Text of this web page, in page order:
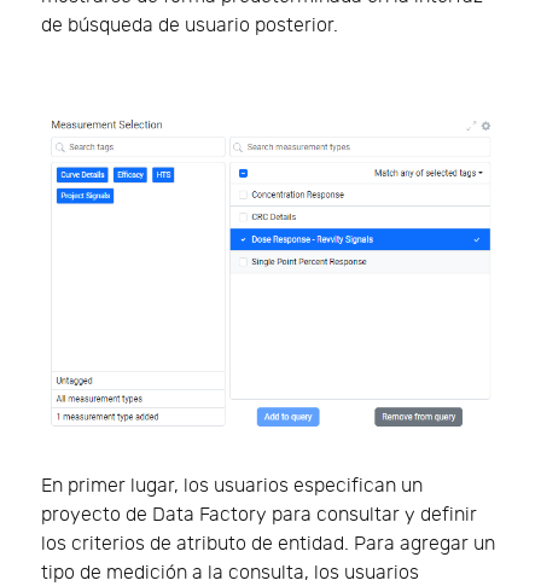
de búsqueda de usuario posterior.
En primer lugar, los usuarios especifican un
proyecto de Data Factory para consultar y definir
los criterios de atributo de entidad. Para agregar un
tipo de medición a la consulta, los usuarios